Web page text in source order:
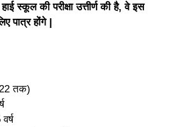
स्कूल की परीक्षा उत्तीर्ण की है, वे इस
पात्र होंगे |
तक)